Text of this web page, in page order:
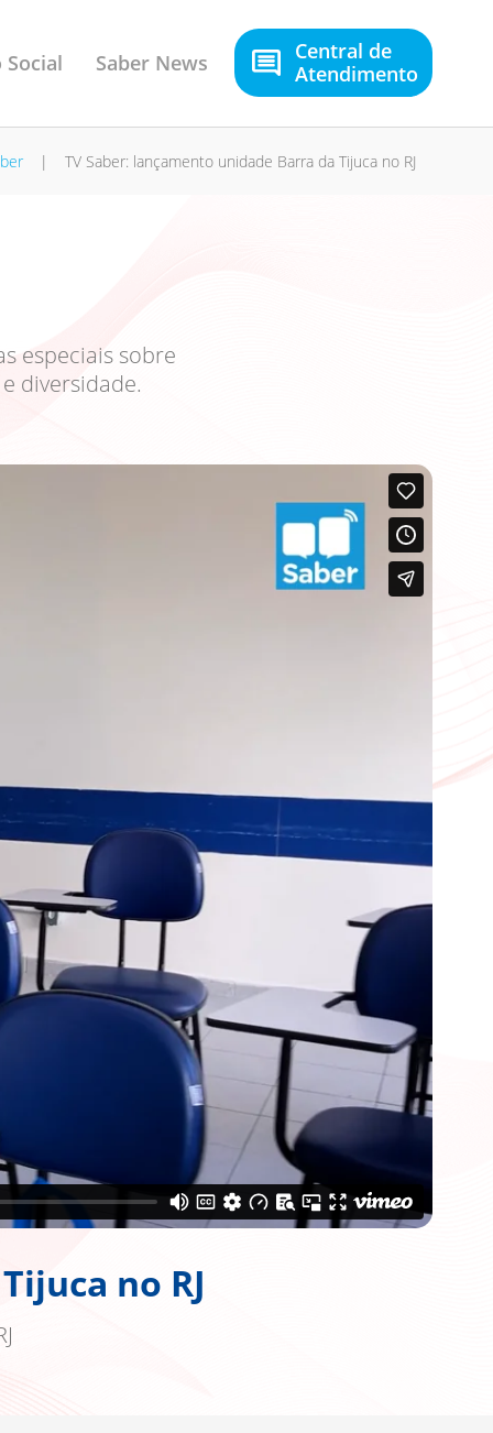
Saber News
Central de
Atendimento
| TV Saber: lançamento unidade Barra da Tijuca no RJ
especiais sobre
diversidade.
no RJ